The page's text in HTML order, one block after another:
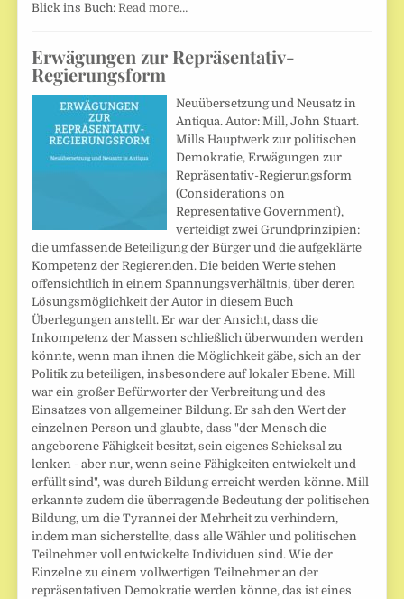
Blick ins Buch:Read more…
Erwägungen zur Repräsentativ-
Regierungsform
Neuübersetzung und Neusatz in
Antiqua. Autor: Mill, John Stuart.
Mills Hauptwerk zur politischen
Demokratie, Erwägungen zur
Repräsentativ-Regierungsform
(Considerations on
Representative Government),
verteidigt zwei Grundprinzipien:
die umfassende Beteiligung der Bürger und die aufgeklärte
Kompetenz der Regierenden. Die beiden Werte stehen
offensichtlich in einem Spannungsverhältnis, über deren
Lösungsmöglichkeit der Autor in diesem Buch
Überlegungen anstellt. Er war der Ansicht, dass die
Inkompetenz der Massen schließlich überwunden werden
könnte, wenn man ihnen die Möglichkeit gäbe, sich an der
Politik zu beteiligen, insbesondere auf lokaler Ebene. Mill
war ein großer Befürworter der Verbreitung und des
Einsatzes von allgemeiner Bildung. Er sah den Wert der
einzelnen Person und glaubte, dass "der Mensch die
angeborene Fähigkeit besitzt, sein eigenes Schicksal zu
lenken - aber nur, wenn seine Fähigkeiten entwickelt und
erfüllt sind", was durch Bildung erreicht werden könne. Mill
erkannte zudem die überragende Bedeutung der politischen
Bildung, um die Tyrannei der Mehrheit zu verhindern,
indem man sicherstellte, dass alle Wähler und politischen
Teilnehmer voll entwickelte Individuen sind. Wie der
Einzelne zu einem vollwertigen Teilnehmer an der
repräsentativen Demokratie werden könne, das ist eines